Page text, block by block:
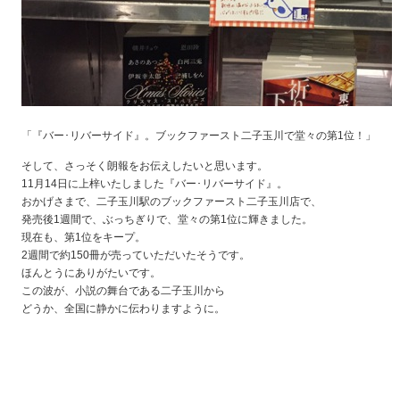
「『バー･リバーサイド』。ブックファースト二子玉川で堂々の第1位！」
そして、さっそく朗報をお伝えしたいと思います。
11月14日に上梓いたしました『バー･リバーサイド』。
おかげさまで、二子玉川駅のブックファースト二子玉川店で、
発売後1週間で、ぶっちぎりで、堂々の第1位に輝きました。
現在も、第1位をキープ。
2週間で約150冊が売っていただいたそうです。
ほんとうにありがたいです。
この波が、小説の舞台である二子玉川から
どうか、全国に静かに伝わりますように。